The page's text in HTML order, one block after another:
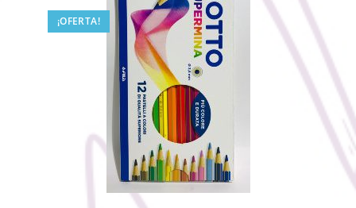
¡OFERTA!